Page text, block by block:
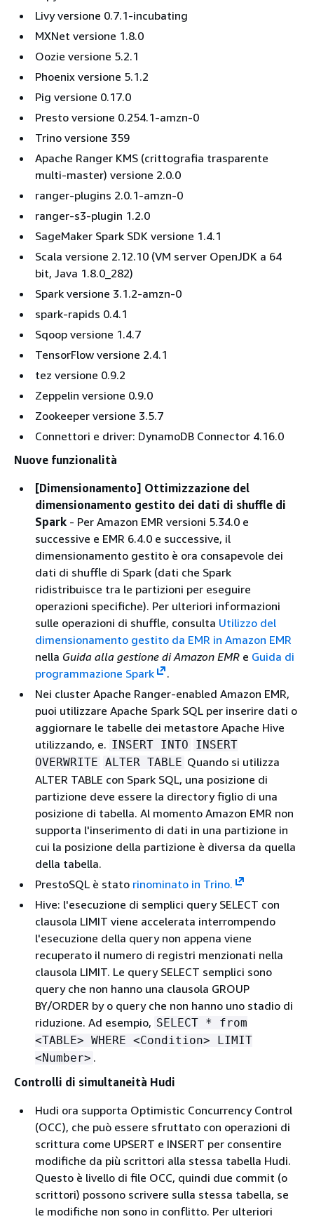
Livy versione 0.7.1-incubating
MXNet versione 1.8.0
Oozie versione 5.2.1
Phoenix versione 5.1.2
Pig versione 0.17.0
Presto versione 0.254.1-amzn-0
Trino versione 359
Apache Ranger KMS (crittografia trasparente
multi-master) versione 2.0.0
ranger-plugins 2.0.1-amzn-0
ranger-s3-plugin 1.2.0
SageMaker Spark SDK versione 1.4.1
Scala versione 2.12.10 (VM server OpenJDK a 64
bit, Java 1.8.0_282)
Spark versione 3.1.2-amzn-0
spark-rapids 0.4.1
Sqoop versione 1.4.7
TensorFlow versione 2.4.1
tez versione 0.9.2
Zeppelin versione 0.9.0
Zookeeper versione 3.5.7
Connettori e driver: DynamoDB Connector 4.16.0
Nuove funzionalità
[Dimensionamento] Ottimizzazione del
dimensionamento gestito dei dati di shuffle di
Spark - Per Amazon EMR versioni 5.34.0 e
successive e EMR 6.4.0 e successive, il
dimensionamento gestito è ora consapevole dei
dati di shuffle di Spark (dati che Spark
ridistribuisce tra le partizioni per eseguire
operazioni specifiche). Per ulteriori informazioni
sulle operazioni di shuffle, consulta Utilizzo del
dimensionamento gestito da EMR in Amazon EMR
nella Guida alla gestione di Amazon EMR e Guida di
programmazione Spark
.
Nei cluster Apache Ranger-enabled Amazon EMR,
puoi utilizzare Apache Spark SQL per inserire dati o
aggiornare le tabelle dei metastore Apache Hive
utilizzando, e. INSERT INTO
INSERT
OVERWRITE ALTER TABLE Quando si utilizza
ALTER TABLE con Spark SQL, una posizione di
partizione deve essere la directory figlio di una
posizione di tabella. Al momento Amazon EMR non
supporta l'inserimento di dati in una partizione in
cui la posizione della partizione è diversa da quella
della tabella.
PrestoSQL è stato rinominato in Trino.
Hive: l'esecuzione di semplici query SELECT con
clausola LIMIT viene accelerata interrompendo
l'esecuzione della query non appena viene
recuperato il numero di registri menzionati nella
clausola LIMIT. Le query SELECT semplici sono
query che non hanno una clausola GROUP
BY/ORDER by o query che non hanno uno stadio di
riduzione. Ad esempio, SELECT * from
<TABLE> WHERE <Condition> LIMIT
<Number> .
Controlli di simultaneità Hudi
Hudi ora supporta Optimistic Concurrency Control
(OCC), che può essere sfruttato con operazioni di
scrittura come UPSERT e INSERT per consentire
modifiche da più scrittori alla stessa tabella Hudi.
Questo è livello di file OCC, quindi due commit (o
scrittori) possono scrivere sulla stessa tabella, se
le modifiche non sono in conflitto. Per ulteriori